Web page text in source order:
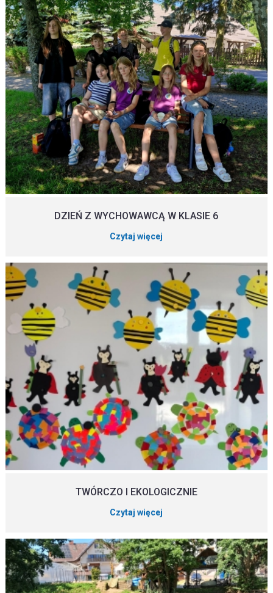
DZIEŃ Z WYCHOWAWCĄ W KLASIE 6
Czytaj więcej
TWÓRCZO I EKOLOGICZNIE
Czytaj więcej